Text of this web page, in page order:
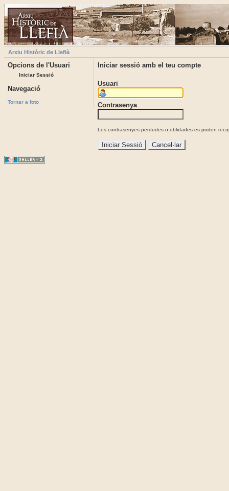
Arxiu Històric de Llefià
Opcions de l'Usuari
Iniciar Sessió
Navegació
Tornar a foto
Iniciar sessió amb el teu compte
Usuari
Contrasenya
Les contrasenyes perdudes o oblidades es poden